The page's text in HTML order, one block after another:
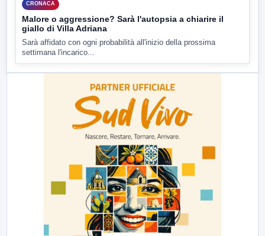
CRONACA
Malore o aggressione? Sarà l'autopsia a chiarire il
giallo di Villa Adriana
Sarà affidato con ogni probabilità all'inizio della prossima
settimana l'incarico...